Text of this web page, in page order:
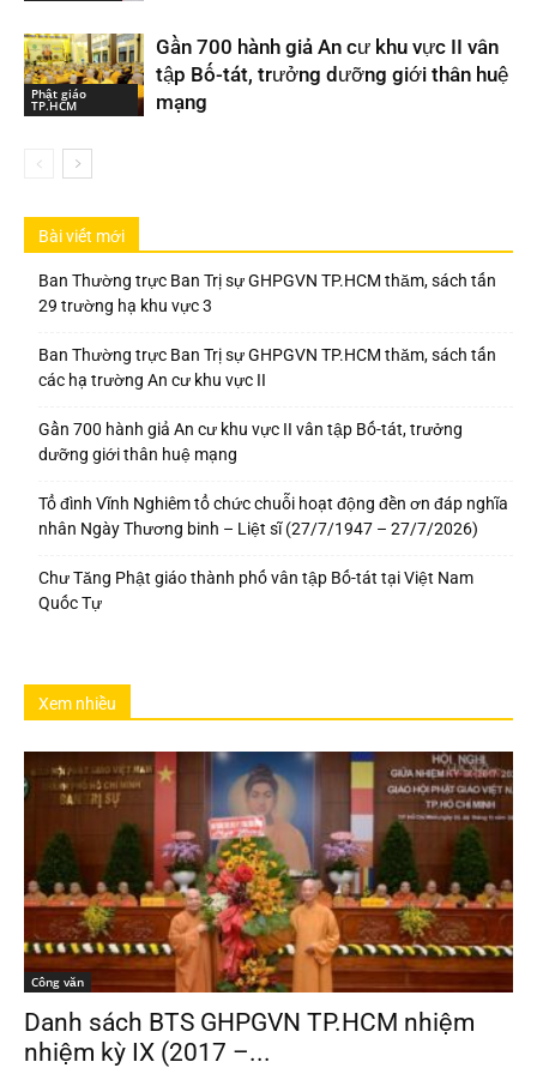
Phật giáo
TP.HCM
Gần 700 hành giả An cư khu vực II vân
tập Bố-tát, trưởng dưỡng giới thân huệ
mạng
Bài viết mới
Ban Thường trực Ban Trị sự GHPGVN TP.HCM thăm, sách tấn
29 trường hạ khu vực 3
Ban Thường trực Ban Trị sự GHPGVN TP.HCM thăm, sách tấn
các hạ trường An cư khu vực II
Gần 700 hành giả An cư khu vực II vân tập Bố-tát, trưởng
dưỡng giới thân huệ mạng
Tổ đình Vĩnh Nghiêm tổ chức chuỗi hoạt động đền ơn đáp nghĩa
nhân Ngày Thương binh – Liệt sĩ (27/7/1947 – 27/7/2026)
Chư Tăng Phật giáo thành phố vân tập Bố-tát tại Việt Nam
Quốc Tự
Xem nhiều
Công văn
Danh sách BTS GHPGVN TP.HCM nhiệm
nhiệm kỳ IX (2017 –...